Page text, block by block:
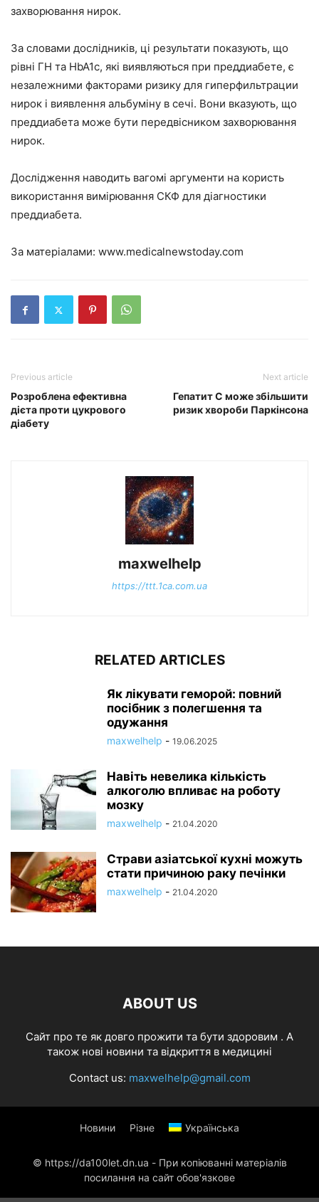
захворювання нирок.
За словами дослідників, ці результати показують, що
рівні ГН та HbA1c, які виявляються при преддиабете, є
незалежними факторами ризику для гиперфильтрации
нирок і виявлення альбуміну в сечі. Вони вказують, що
преддиабета може бути передвісником захворювання
нирок.
Дослідження наводить вагомі аргументи на користь
використання вимірювання СКФ для діагностики
преддиабета.
За матеріалами: www.medicalnewstoday.com
Previous article
Розроблена ефективна
дієта проти цукрового
діабету
Next article
Гепатит C може збільшити
ризик хвороби Паркінсона
maxwelhelp
https://ttt.1ca.com.ua
RELATED ARTICLES
Як лікувати геморой: повний
посібник з полегшення та
одужання
maxwelhelp - 19.06.2025
Навіть невелика кількість
алкоголю впливає на роботу
мозку
maxwelhelp - 21.04.2020
Страви азіатської кухні можуть
стати причиною раку печінки
maxwelhelp - 21.04.2020
ABOUT US
Cайт про те як довго прожити та бути здоровим . А
також нові новини та відкриття в медицині
Contact us: maxwelhelp@gmail.com
Новини Різне Українська
© https://da100let.dn.ua - При копіюванні матеріалів
посилання на сайт обов'язкове